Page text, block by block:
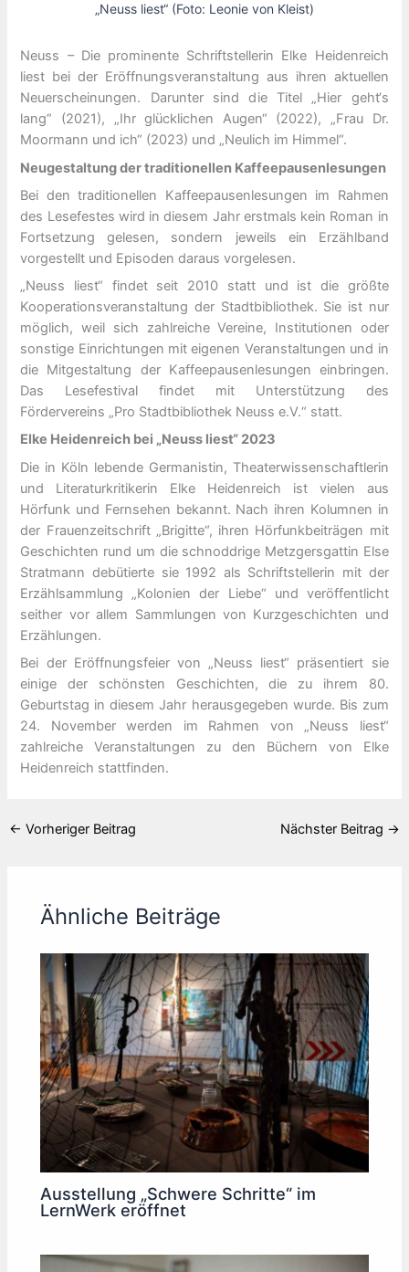
„Neuss liest“ (Foto: Leonie von Kleist)
Neuss – Die prominente Schriftstellerin Elke Heidenreich
liest bei der Eröffnungsveranstaltung aus ihren aktuellen
Neuerscheinungen. Darunter sind die Titel „Hier geht‘s
lang“ (2021), „Ihr glücklichen Augen“ (2022), „Frau Dr.
Moormann und ich“ (2023) und „Neulich im Himmel“.
Neugestaltung der traditionellen Kaffeepausenlesungen
Bei den traditionellen Kaffeepausenlesungen im Rahmen
des Lesefestes wird in diesem Jahr erstmals kein Roman in
Fortsetzung gelesen, sondern jeweils ein Erzählband
vorgestellt und Episoden daraus vorgelesen.
„Neuss liest“ findet seit 2010 statt und ist die größte
Kooperationsveranstaltung der Stadtbibliothek. Sie ist nur
möglich, weil sich zahlreiche Vereine, Institutionen oder
sonstige Einrichtungen mit eigenen Veranstaltungen und in
die Mitgestaltung der Kaffeepausenlesungen einbringen.
Das Lesefestival findet mit Unterstützung des
Fördervereins „Pro Stadtbibliothek Neuss e.V.“ statt.
Elke Heidenreich bei „Neuss liest“ 2023
Die in Köln lebende Germanistin, Theaterwissenschaftlerin
und Literaturkritikerin Elke Heidenreich ist vielen aus
Hörfunk und Fernsehen bekannt. Nach ihren Kolumnen in
der Frauenzeitschrift „Brigitte“, ihren Hörfunkbeiträgen mit
Geschichten rund um die schnoddrige Metzgersgattin Else
Stratmann debütierte sie 1992 als Schriftstellerin mit der
Erzählsammlung „Kolonien der Liebe“ und veröffentlicht
seither vor allem Sammlungen von Kurzgeschichten und
Erzählungen.
Bei der Eröffnungsfeier von „Neuss liest“ präsentiert sie
einige der schönsten Geschichten, die zu ihrem 80.
Geburtstag in diesem Jahr herausgegeben wurde. Bis zum
24. November werden im Rahmen von „Neuss liest“
zahlreiche Veranstaltungen zu den Büchern von Elke
Heidenreich stattfinden.
← Vorheriger Beitrag Nächster Beitrag →
Ähnliche Beiträge
Ausstellung „Schwere Schritte“ im
LernWerk eröffnet